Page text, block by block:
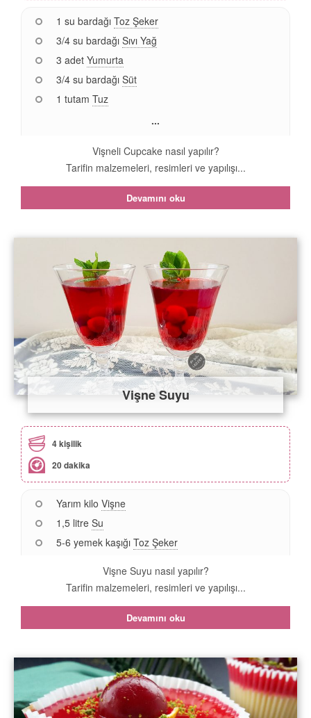
1 su bardağı Toz Şeker
3/4 su bardağı Sıvı Yağ
3 adet Yumurta
3/4 su bardağı Süt
1 tutam Tuz
...
Vişneli Cupcake nasıl yapılır?
Tarifin malzemeleri, resimleri ve yapılışı...
Devamını oku
Vişne Suyu
4 kişilik
20 dakika
Yarım kilo Vişne
1,5 litre Su
5-6 yemek kaşığı Toz Şeker
Vişne Suyu nasıl yapılır?
Tarifin malzemeleri, resimleri ve yapılışı...
Devamını oku